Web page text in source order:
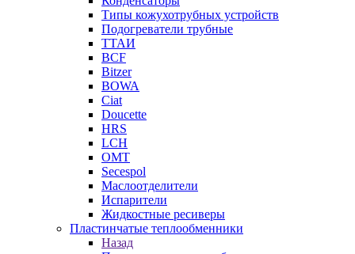
Типы кожухотрубных устройств
Подогреватели трубные
ТТАИ
BCF
Bitzer
BOWA
Ciat
Doucette
HRS
LCH
OMT
Secespol
Маслоотделители
Испарители
Жидкостные ресиверы
Пластинчатые теплообменники
Назад